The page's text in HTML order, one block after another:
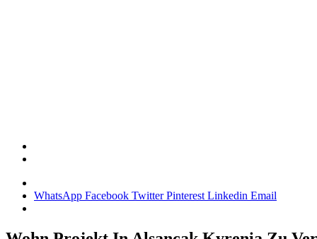
WhatsApp Facebook TwitterPinterest Linkedin Email